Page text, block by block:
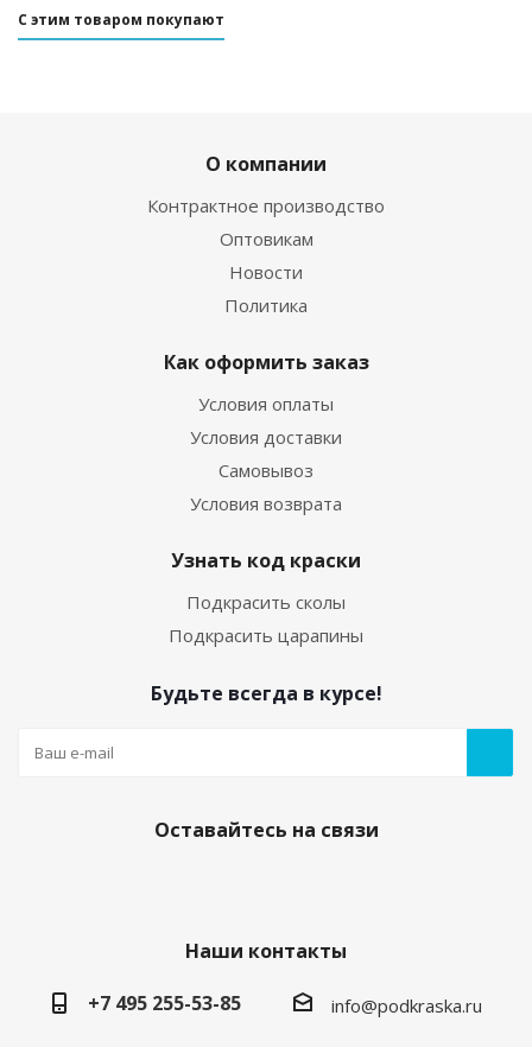
С этим товаром покупают
О компании
Контрактное производство
Оптовикам
Новости
Политика
Как оформить заказ
Условия оплаты
Условия доставки
Самовывоз
Условия возврата
Узнать код краски
Подкрасить сколы
Подкрасить царапины
Будьте всегда в курсе!
Оставайтесь на связи
Наши контакты
+7 495 255-53-85
info@podkraska.ru